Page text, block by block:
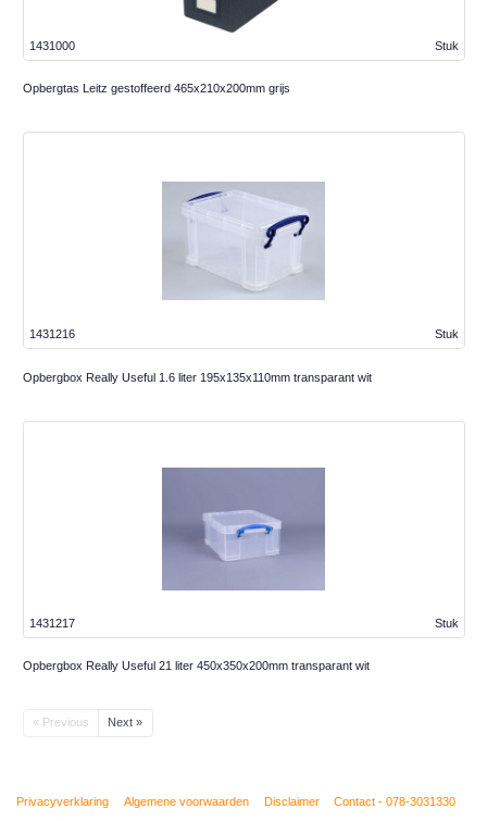
Stuk
1431000
Opbergtas Leitz gestoffeerd 465x210x200mm grijs
Stuk
1431216
Opbergbox Really Useful 1.6 liter 195x135x110mm transparant wit
Stuk
1431217
Opbergbox Really Useful 21 liter 450x350x200mm transparant wit
« Previous Next »
Privacyverklaring Algemene voorwaarden Disclaimer Contact - 078-3031330